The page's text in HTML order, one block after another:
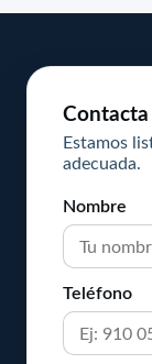
Contacta
Estamos
adecuada.
Nombre
Teléfono